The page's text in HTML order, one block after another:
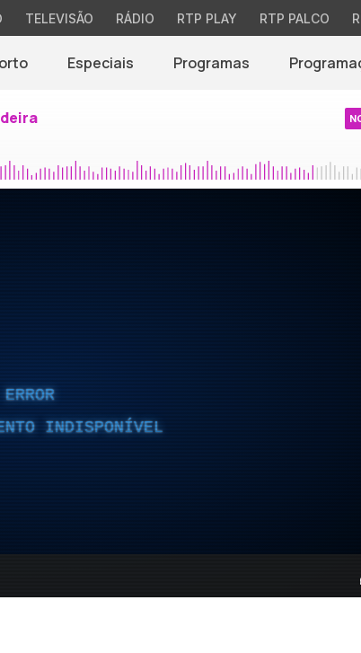
TELEVISÃO RÁDIO RTP PLAY RTP PALCO
Especiais Programas
INDISPONÍVEL